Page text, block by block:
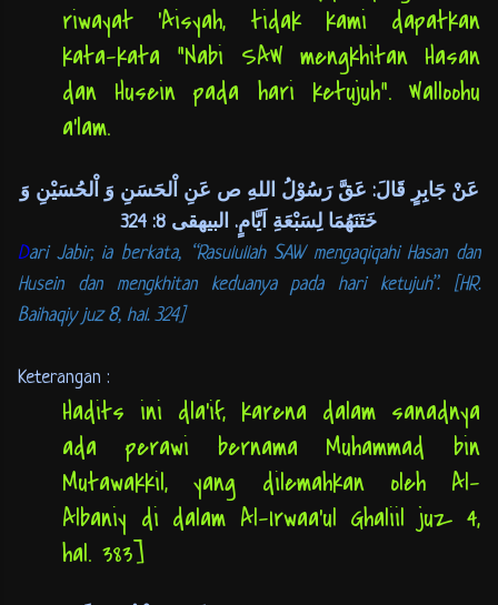
riwayat ‘Aisyah, tidak kami dapatkan
kata-kata “Nabi SAW mengkhitan Hasan
dan Husein pada hari ketujuh”. Walloohu
a’lam.
عَنْ جَابِرٍ قَالَ: عَقَّ رَسُوْلُ اللهِ ص عَنِ اْلحَسَنِ وَ اْلحُسَيْنِ وَ
خَتَنَهُمَا لِسَبْعَةِ اَيَّامٍ. البيهقى 8: 324
Dari Jabir, ia berkata, “Rasulullah SAW mengaqiqahi Hasan dan
Husein dan mengkhitan keduanya pada hari ketujuh”. [HR.
Baihaqiy juz 8, hal. 324]
Keterangan :
Hadits ini dla’if, karena dalam sanadnya
ada perawi bernama Muhammad bin
Mutawakkil, yang dilemahkan oleh Al-
Albaniy di dalam Al-Irwaa’ul Ghaliil juz 4,
hal. 383]